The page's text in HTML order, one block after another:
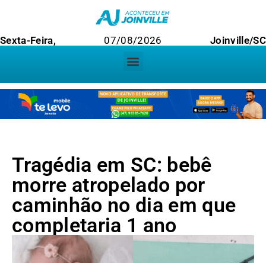
Sexta-Feira, 07/08/2026 Joinville/SC
Tragédia em SC: bebê
morre atropelado por
caminhão no dia em que
completaria 1 ano